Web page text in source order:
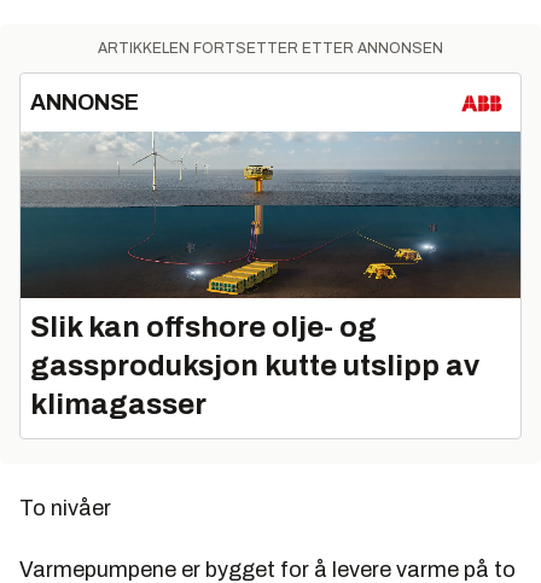
ARTIKKELEN FORTSETTER ETTER ANNONSEN
ANNONSE
Slik kan offshore olje- og
gassproduksjon kutte utslipp av
klimagasser
To nivåer
Varmepumpene er bygget for å levere varme på to